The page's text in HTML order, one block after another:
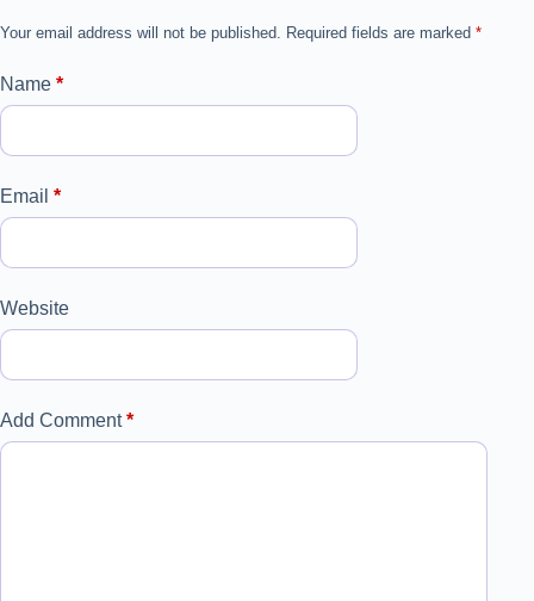
Your email address will not be published. Required fields are marked *
Name *
Email *
Website
Add Comment*